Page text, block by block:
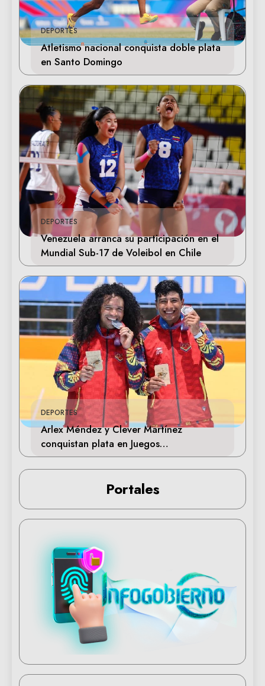
DEPORTES
Atletismo nacional conquista doble plata
en Santo Domingo
DEPORTES
Venezuela arranca su participación en el
Mundial Sub-17 de Voleibol en Chile
DEPORTES
Arlex Méndez y Clever Martínez
conquistan plata en Juegos
Centroamericanos 2026
Portales